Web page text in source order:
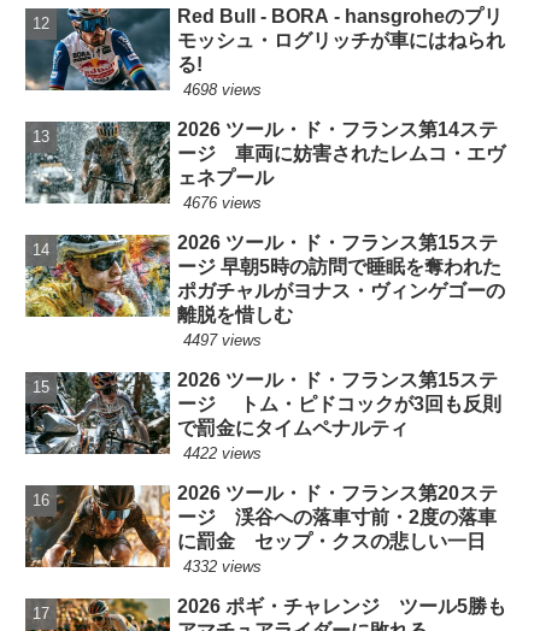
Red Bull - BORA - hansgroheのプリ
モッシュ・ログリッチが車にはねられ
る!
4698 views
2026 ツール・ド・フランス第14ステ
ージ 車両に妨害されたレムコ・エヴ
ェネプール
4676 views
2026 ツール・ド・フランス第15ステ
ージ 早朝5時の訪問で睡眠を奪われた
ポガチャルがヨナス・ヴィンゲゴーの
離脱を惜しむ
4497 views
2026 ツール・ド・フランス第15ステ
ージ トム・ピドコックが3回も反則
で罰金にタイムペナルティ
4422 views
2026 ツール・ド・フランス第20ステ
ージ 渓谷への落車寸前・2度の落車
に罰金 セップ・クスの悲しい一日
4332 views
2026 ポギ・チャレンジ ツール5勝も